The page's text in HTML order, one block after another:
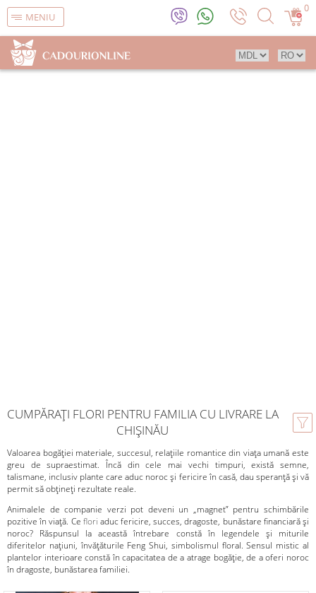
MENIU
0
CUMPĂRAȚI FLORI PENTRU FAMILIA CU LIVRARE LA
CHIȘINĂU
Valoarea bogăției materiale, succesul, relațiile romantice din viața umană este
greu de supraestimat. Încă din cele mai vechi timpuri, există semne,
talismane, inclusiv plante care aduc noroc și fericire în casă, dau speranță și vă
permit să obțineți rezultate reale.
Animalele de companie verzi pot deveni un „magnet” pentru schimbările
pozitive în viață. Ce flori aduc fericire, succes, dragoste, bunăstare financiară și
noroc? Răspunsul la această întrebare constă în legendele și miturile
diferitelor națiuni, învățăturile Feng Shui, simbolismul floral. Sensul mistic al
plantelor interioare constă în capacitatea de a atrage bogăție, de a oferi noroc
în dragoste, bunăstarea familiei.